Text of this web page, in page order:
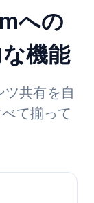
への
機能
共有を自
て揃って